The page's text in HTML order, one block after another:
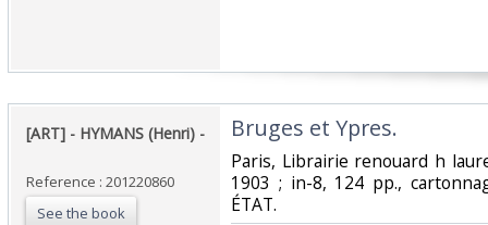
‎[ART] - HYMANS (Henri) -
Reference : 201220860
See the book
‎Bruges et Ypres. ‎
‎Paris, Librairie renouard h
1903 ; in-8, 124 pp.,
ÉTAT.‎